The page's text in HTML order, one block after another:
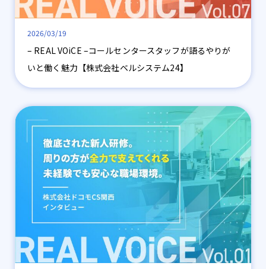
2026/03/19
– REAL VOiCE –コールセンタースタッフが語るやりが
いと働く魅力【株式会社ベルシステム24】